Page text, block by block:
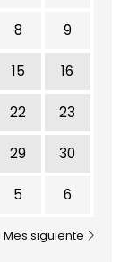
8 9
15 16
22 23
29 30
5 6
Mes siguiente